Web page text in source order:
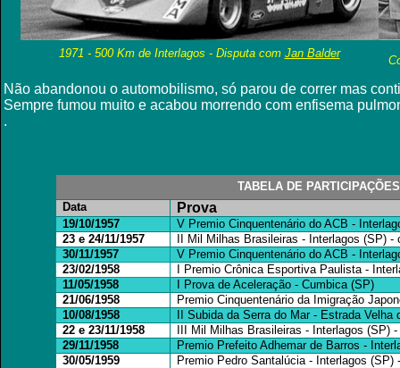
1971 - 500 Km de Interlagos - Disputa com Jan Balder
Não abandonou o automobilismo, só parou de correr mas
Sempre fumou muito e acabou morrendo com enfisema
.
TABELA DE
Data
Prova
19/10/1957
V Premio Cinquentenário do ACB -
23 e 24/11/1957
II Mil Milhas Brasileiras - Interlagos (SP) -
30/11/1957
V Premio Cinquentenário do ACB -
23/02/1958
I Premio Crônica Esportiva Paulista -
11/05/1958
I Prova de Aceleração - Cumbica (SP)
21/06/1958
Premio Cinquentenário da Imigração
10/08/1958
II Subida da Serra do Mar - Estrada Velha
22 e 23/11/1958
III Mil Milhas Brasileiras - Interlagos (SP)
29/11/1958
Premio Prefeito Adhemar de Barros -
30/05/1959
Premio Pedro Santalúcia - Interlagos (SP)